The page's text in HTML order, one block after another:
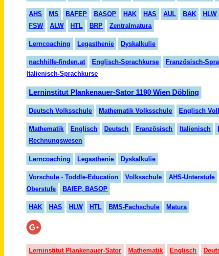
AHS MS BAFEP BASOP HAK HAS AUL BAK
HLW
FSW
ALW HTL BRP Zentralmatura
Lerncoaching Legasthenie Dyskalkulie
nachhilfe-finden.at Englisch-Sprachkurse
Französisch-
Italienisch-Sprachkurse
Lerninstitut Plankenauer-Sator 1190 Wien Döbling
Deutsch Volksschule Mathematik Volksschule Englisch
Mathematik Englisch Deutsch Französisch Italienisch
Rechnungswesen
Lerncoaching Legasthenie Dyskalkulie
Vorschule - Toddle-Education Volksschule
AHS-Unterstufe
Oberstufe
BAfEP, BASOP
HAK HAS HLW HTL BMS-Fachschule Matura
Lerninstitut Plankenauer-Sator Mathematik Englisch